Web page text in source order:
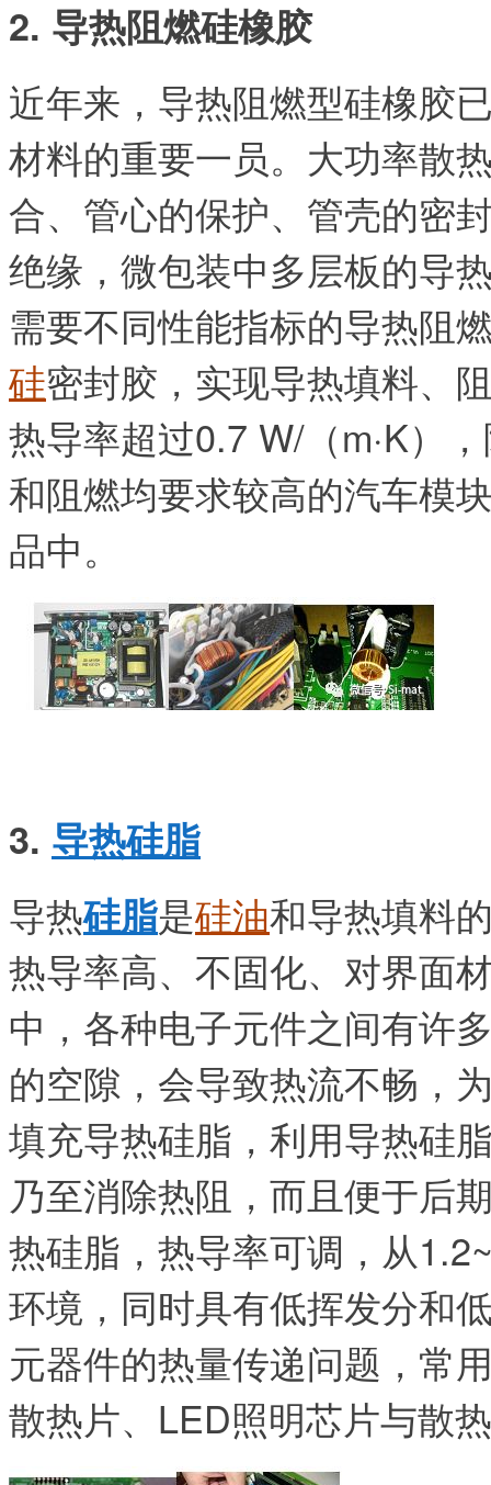
2. 导热阻燃硅橡胶
近年来，导热阻燃型硅橡胶
材料的重要一员。 大功率散
合、管心的保护、管壳的密
绝缘，微包装中多层板的导
需要不同性能指标的导热阻
硅密封胶，实现导热填料、
热导率超过0.7 W/（m·K）
和阻燃均要求较高的汽车模
品中。
3. 导热硅脂
导热硅脂是硅油和导热填料
热导率高、不固化、对界面
中，各种电子元件之间有许
的空隙，会导致热流不畅，
填充导热硅脂，利用导热硅
乃至消除热阻，而且便于后
热硅脂，热导率可调，从
环境，同时具有低挥发分和
元器件的热量传递问题，常
散热片、LED照明芯片与散